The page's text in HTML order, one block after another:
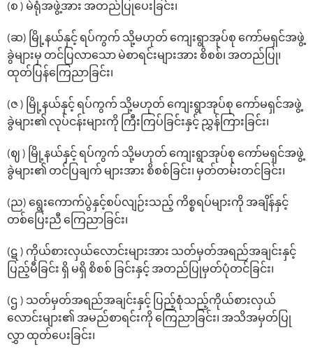
(စ ) မဲရုံအဖွဲ့အား အတည်ပြု‌ပေးခြင်း၊
(ဆ) မြို့နယ်နှင့် ရပ်ကွက် သို့မဟုတ် ကျေးရွာအုပ်စု ကော်မရှင်အဖွဲ့
ခွဲများမှ တင်ပြလာသော မဲစာရင်းများအား စိစစ်၊ အတည်ပြု၊
ထုတ်ပြန်‌ကြေညာခြင်း၊
(ဇ ) မြို့နယ်နှင့် ရပ်ကွက် သို့မဟုတ် ကျေးရွာအုပ်စု ကော်မရှင်အဖွဲ့
ခွဲများ၏ လုပ်ငန်းများကို ကြီးကြပ်ခြင်းနှင့် ညွှန်ကြားခြင်း၊
(ဈ ) မြို့နယ်နှင့် ရပ်ကွက် သို့မဟုတ် ကျေးရွာအုပ်စု ကော်မရှင်အဖွဲ့
ခွဲများ၏ တင်ပြချက် များအား စိစစ်ခြင်း၊ မှတ်တမ်းတင်ခြင်း၊
(ည) ‌ရွေး‌ကောက်ပွဲနှင့်စပ်လျဉ်းသည့် ကိစ္စရပ်များကို အချိန်နှင့်
တစ်‌ပြေးညီ ‌ကြေညာခြင်း၊
(ဋ ) ကိုယ်စားလှယ်‌လောင်းများအား သတ်မှတ်အရည်အချင်းနှင့်
ပြည့်မီခြင်း ရှိ မရှိ စိစစ် ခြင်းနှင့် အတည်ပြုမှတ်ပုံတင်ခြင်း၊
(ဌ ) သတ်မှတ်အရည်အချင်းနှင့် ပြည့်စုံသည့်ကိုယ်စားလှယ်
လောင်းများ၏ အမည်စာရင်းကို ကြေညာခြင်း၊ အသိအမှတ်ပြု
လွှာ ထုတ်‌ပေးခြင်း၊